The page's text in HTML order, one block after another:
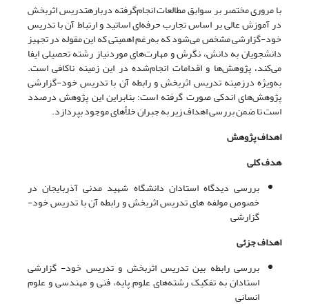
با مروری مختصر بر سوابق مطالعات انجام‌گرفته دربارهتدریس اثربخش
در آموزش عالی بر اساس تجارب حرفه‌ای اساتید و ارتباط آن با تدریس
خود-گزارشی مشخص می‌شود که به‌رغم اهمیتی که این مقوله در تجهیز
دانشجویان به دانش، نگرش و مهارت‌های موردنیاز رشته تحصیلی ایفا
می‌کند، پژوهش‌ها و اقدامات انجام‌شده در این زمینه ناکافی است.
به‌ویژه درزمینه تدریس اثربخش و رابطه آن با تدریس خود-گزارشی
پژوهش‌های اندکی صورت گرفته است؛ بنابراین این پژوهش درصدد
است تا ضمن بررسی اهداف زیر به جبران خلأهای موجود بپردازد.
اهداف پژوهش
هدف کلی
بررسی دیدگاه استادان دانشگاه شهید مدنی آذربایجان در
خصوص مولفه های تدریس اثربخش و رابطه آن با تدریس خود-
گزارشی
اهداف جزئی
بررسی رابطه بین تدریس اثربخش و تدریس خود- گزارشی
استادان به تفکیک رشته‌های علوم پایه، فنی و مهندسی و علوم
انسانی